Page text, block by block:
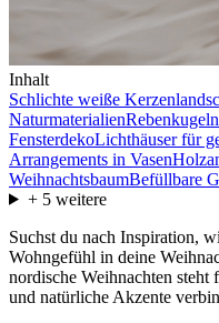
Inhalt
Schlichte weiße
Naturmaterialien
FensterdekoLichthäuser für
Arrangements in Vasen
WeihnachtsbaumBefüllbare
+ 5weitere
Suchst du nach Inspiration,
Wohngefühl in deine
nordische Weihnachten
und natürliche Akzente